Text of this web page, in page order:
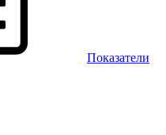
Показатели